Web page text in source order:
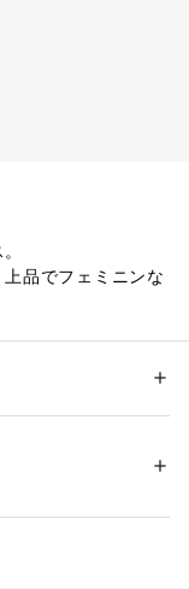
品でフェミニンな
雰囲気を変えてい
ご用意もございま